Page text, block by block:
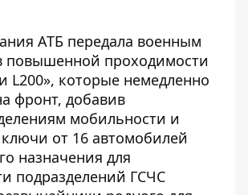
АТБ передала военным
повышенной проходимости
которые немедленно
фронт, добавив
мобильности и
от 16 автомобилей
назначения для
подразделений ГСЧС